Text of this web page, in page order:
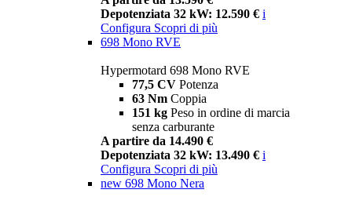
Depotenziata 32 kW: 12.590 € i
Configura Scopri di più
698 Mono RVE
Hypermotard 698 Mono RVE
77,5 CV Potenza
63 Nm Coppia
151 kg Peso in ordine di marcia
senza carburante
A partire da 14.490 €
Depotenziata 32 kW: 13.490 € i
Configura Scopri di più
new 698 Mono Nera